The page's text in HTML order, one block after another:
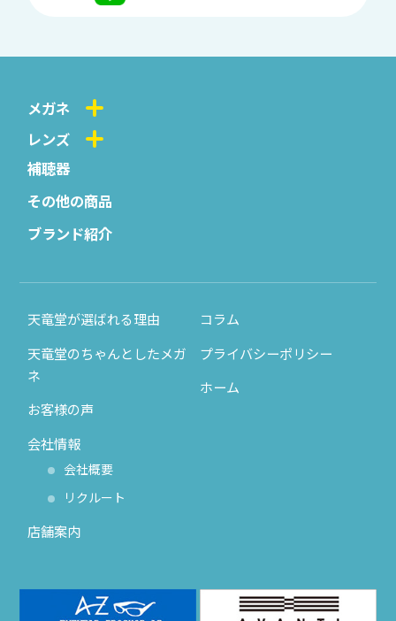
メガネ
レンズ
補聴器
その他の商品
ブランド紹介
天竜堂が選ばれる理由
天竜堂のちゃんとしたメガ
ネ
お客様の声
会社情報
会社概要
リクルート
店舗案内
コラム
プライバシーポリシー
ホーム